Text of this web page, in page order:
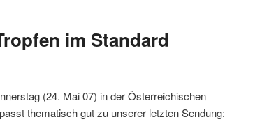
im Standard
(24. Mai 07) in der Österreichischen
thematisch gut zu unserer letzten Sendung: